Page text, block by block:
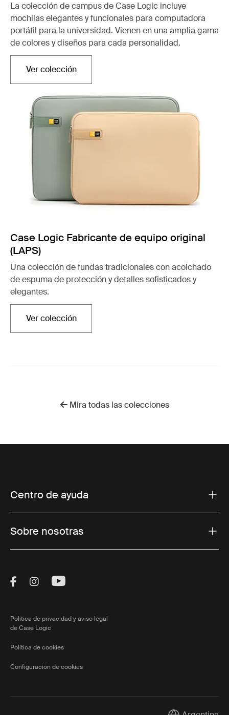
La colección de campus de Case Logic incluye
mochilas elegantes y funcionales para computadora
portátil para la universidad. Vienen en una amplia gama
de colores y diseños para cada personalidad.
Ver colecciónSe abre en una nueva pestaña
Case Logic Fabricante de equipo original
(LAPS)
Una colección de fundas tradicionales con acolchado
de espuma de protección y detalles sofisticados y
elegantes.
Ver colecciónSe abre en una nueva pestaña
Mira todas las colecciones
Centro de ayuda
Sobre nosotras
Visit Thule on Facebook (external link)
Visit Thule on Instagram (external link)
Visit Thule on Youtube (external
Política de privacidad y aviso legal
de Case Logic
Política de cookies
Configuración de cookies